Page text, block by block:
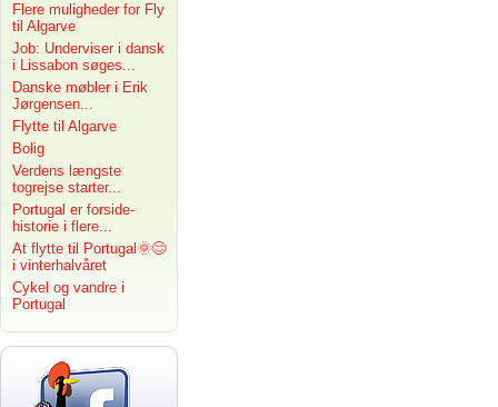
Flere muligheder for Fly
til Algarve
Job: Underviser i dansk
i Lissabon søges...
Danske møbler i Erik
Jørgensen...
Flytte til Algarve
Bolig
Verdens længste
togrejse starter...
Portugal er forside-
historie i flere...
At flytte til Portugal🌞😊
i vinterhalvåret
Cykel og vandre i
Portugal